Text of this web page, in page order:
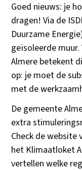
Goed nieuws: je
dragen! Via de
Duurzame
geïsoleerde
Almere betekent
op: je moet de
met de
De gemeente
extra
Check de website
het Klimaatloket
vertellen welke